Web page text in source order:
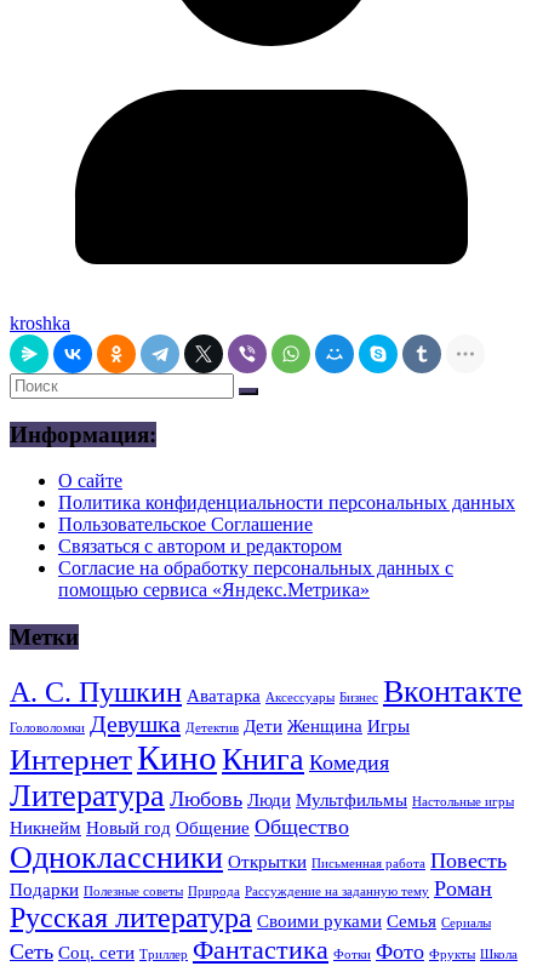
kroshka
Информация:
О сайте
Политика конфиденциальности персональных данных
Пользовательское Соглашение
Связаться с автором и редактором
Согласие на обработку персональных данных с
помощью сервиса «Яндекс.Метрика»
Метки
А. С. Пушкин Аватарка Аксессуары Бизнес Вконтакте
Головоломки Девушка Детектив Дети Женщина Игры
ИнтернетКиноКнига Комедия
Литература Любовь Люди Мультфильмы Настольные игры
Никнейм Новый год Общение Общество
Одноклассники Открытки Письменная работа Повесть
Подарки Полезные советы Природа Рассуждение на заданную тему Роман
Русская литература Своими руками Семья Сериалы
Сеть Соц. сети Триллер Фантастика Фотки Фото Фрукты Школа